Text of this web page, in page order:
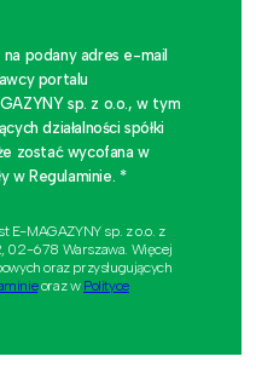
podany adres e-mail
portalu
sp. z o.o., w tym
działalności spółki
zostać wycofana w
w Regulaminie. *
E-MAGAZYNY sp. z o.o. z
02-678 Warszawa. Więcej
oraz przysługujących
oraz w Polityce